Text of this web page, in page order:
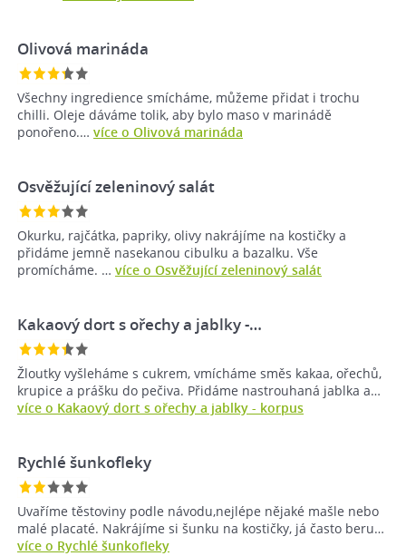
Olivová marináda
Všechny ingredience smícháme, můžeme přidat i trochu
chilli. Oleje dáváme tolik, aby bylo maso v marinádě
ponořeno.… více o Olivová marináda
Osvěžující zeleninový salát
Okurku, rajčátka, papriky, olivy nakrájíme na kostičky a
přidáme jemně nasekanou cibulku a bazalku. Vše
promícháme. … více o Osvěžující zeleninový salát
Kakaový dort s ořechy a jablky -…
Žloutky vyšleháme s cukrem, vmícháme směs kakaa, ořechů,
krupice a prášku do pečiva. Přidáme nastrouhaná jablka a…
více o Kakaový dort s ořechy a jablky - korpus
Rychlé šunkofleky
Uvaříme těstoviny podle návodu,nejlépe nějaké mašle nebo
malé placaté. Nakrájíme si šunku na kostičky, já často beru…
více o Rychlé šunkofleky